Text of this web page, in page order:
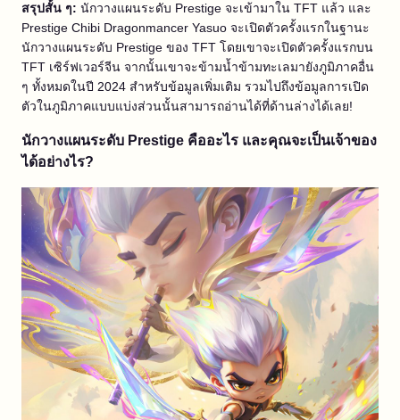
สรุปสั้น ๆ: นักวางแผนระดับ Prestige จะเข้ามาใน TFT แล้ว และ
Prestige Chibi Dragonmancer Yasuo จะเปิดตัวครั้งแรกในฐานะ
นักวางแผนระดับ Prestige ของ TFT โดยเขาจะเปิดตัวครั้งแรกบน
TFT เซิร์ฟเวอร์จีน จากนั้นเขาจะข้ามน้ำข้ามทะเลมายังภูมิภาคอื่น
ๆ ทั้งหมดในปี 2024 สำหรับข้อมูลเพิ่มเติม รวมไปถึงข้อมูลการเปิด
ตัวในภูมิภาคแบบแบ่งส่วนนั้นสามารถอ่านได้ที่ด้านล่างได้เลย!
นักวางแผนระดับ Prestige คืออะไร และคุณจะเป็นเจ้าของ
ได้อย่างไร?